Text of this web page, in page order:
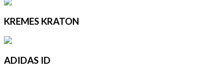
KREMES KRATON
ADIDAS ID